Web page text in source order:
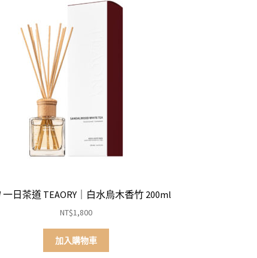
一日茶道 TEAORY｜白水烏木香竹 200ml
NT$1,800
加入購物車